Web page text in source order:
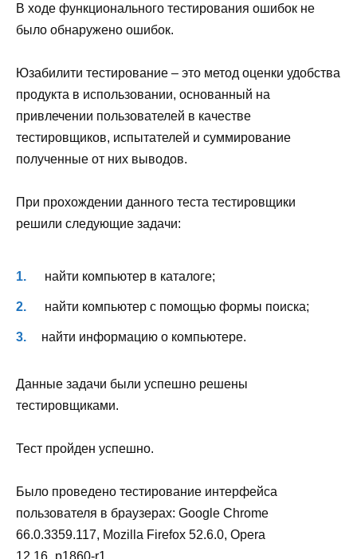
В ходе функционального тестирования ошибок не
было обнаружено ошибок.
Юзабилити тестирование – это метод оценки удобства
продукта в использовании, основанный на
привлечении пользователей в качестве
тестировщиков, испытателей и суммирование
полученные от них выводов.
При прохождении данного теста тестировщики
решили следующие задачи:
найти компьютер в каталоге;
найти компьютер с помощью формы поиска;
найти информацию о компьютере.
Данные задачи были успешно решены
тестировщиками.
Тест пройден успешно.
Было проведено тестирование интерфейса
пользователя в браузерах: Google Chrome
66.0.3359.117, Mozilla Firefox 52.6.0, Opera